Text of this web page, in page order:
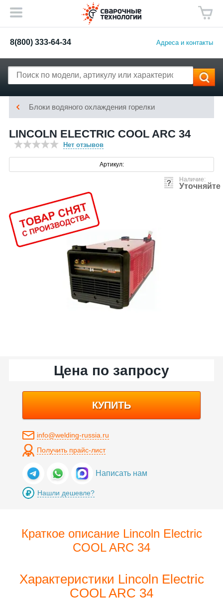
8(800) 333-64-34 Адреса и контакты
Блоки водяного охлаждения горелки
LINCOLN ELECTRIC COOL ARC 34
Нет отзывов
Артикул:
Наличие:
Уточняйте
Цена по запросу
КУПИТЬ
info@welding-russia.ru
Получить прайс-лист
Написать нам
Нашли дешевле?
Краткое описание Lincoln Electric
COOL ARC 34
Характеристики Lincoln Electric
COOL ARC 34